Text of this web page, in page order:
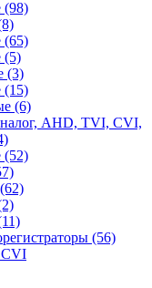
(98)
(65)
(5)
(3)
(15)
(6)
AHD, TVI, CVI,
(52)
(62)
(56)